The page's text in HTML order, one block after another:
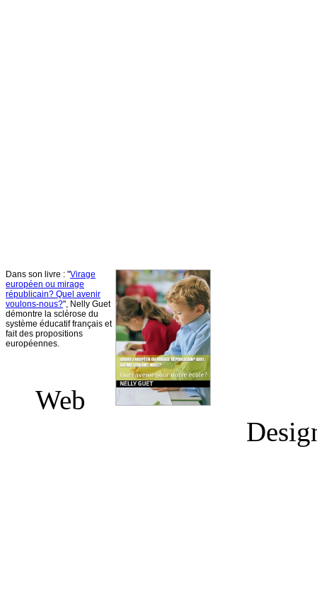
Dans son livre : "Virage
européen ou mirage
républicain? Quel avenir
voulons-nous?", Nelly Guet
démontre la sclérose du
système éducatif français et
fait des propositions
européennes.
Web